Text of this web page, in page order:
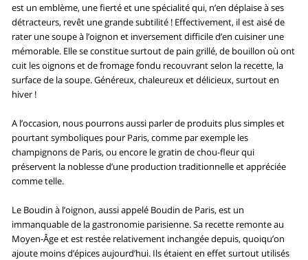
est un emblème, une fierté et une spécialité qui, n’en déplaise à ses
détracteurs, revêt une grande subtilité ! Effectivement, il est aisé de
rater une soupe à l’oignon et inversement difficile d’en cuisiner une
mémorable. Elle se constitue surtout de pain grillé, de bouillon où ont
cuit les oignons et de fromage fondu recouvrant selon la recette, la
surface de la soupe. Généreux, chaleureux et délicieux, surtout en
hiver !
A l’occasion, nous pourrons aussi parler de produits plus simples et
pourtant symboliques pour Paris, comme par exemple les
champignons de Paris, ou encore le gratin de chou-fleur qui
préservent la noblesse d’une production traditionnelle et appréciée
comme telle.
Le Boudin à l’oignon, aussi appelé Boudin de Paris, est un
immanquable de la gastronomie parisienne. Sa recette remonte au
Moyen-Âge et est restée relativement inchangée depuis, quoiqu’on
ajoute moins d’épices aujourd’hui. Ils étaient en effet surtout utilisés